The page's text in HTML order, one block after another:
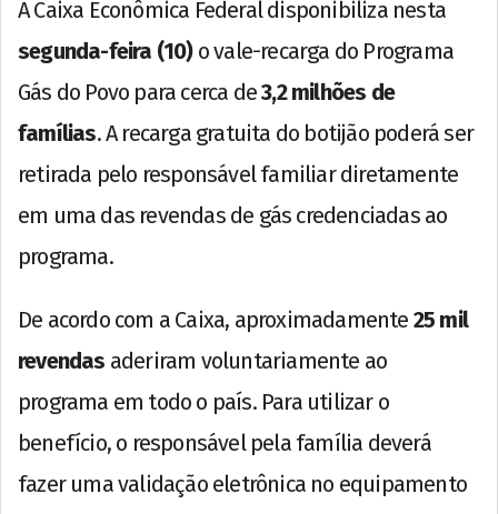
A Caixa Econômica Federal disponibiliza nesta
segunda-feira (10)o vale-recarga do Programa
Gás do Povo para cerca de3,2 milhões de
famílias. A recarga gratuita do botijão poderá ser
retirada pelo responsável familiar diretamente
em uma das revendas de gás credenciadas ao
programa.
De acordo com a Caixa, aproximadamente 25 mil
revendas aderiram voluntariamente ao
programa em todo o país. Para utilizar o
benefício, o responsável pela família deverá
fazer uma validação eletrônica no equipamento